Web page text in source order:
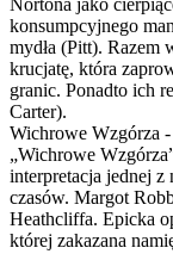
Nortona jako
konsumpcyjnego
mydła (Pitt). Razem
krucjatę, która
granic. Ponadto ich
Carter).
Wichrowe Wzgórza
„Wichrowe
interpretacja jednej z
czasów. Margot
Heathcliffa. Epicka
której zakazana